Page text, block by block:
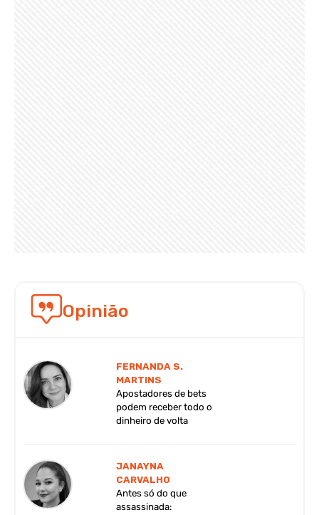
Opinião
FERNANDA S.
MARTINS
Apostadores de bets
podem receber todo o
dinheiro de volta
JANAYNA
CARVALHO
Antes só do que
assassinada: